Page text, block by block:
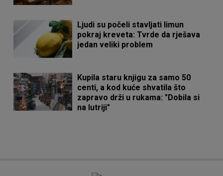
Ljudi su počeli stavljati limun
pokraj kreveta: Tvrde da rješava
jedan veliki problem
Kupila staru knjigu za samo 50
centi, a kod kuće shvatila što
zapravo drži u rukama: "Dobila si
na lutriji"